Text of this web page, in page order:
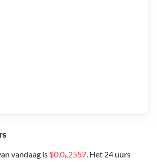
vandaag is $0,0₈2557. Het 24 uurs